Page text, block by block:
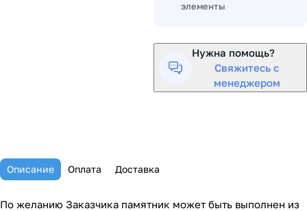
элементы
Нужна помощь?
Свяжитесь с
менеджером
Описание Оплата Доставка
По желанию Заказчика памятник может быть выполнен из